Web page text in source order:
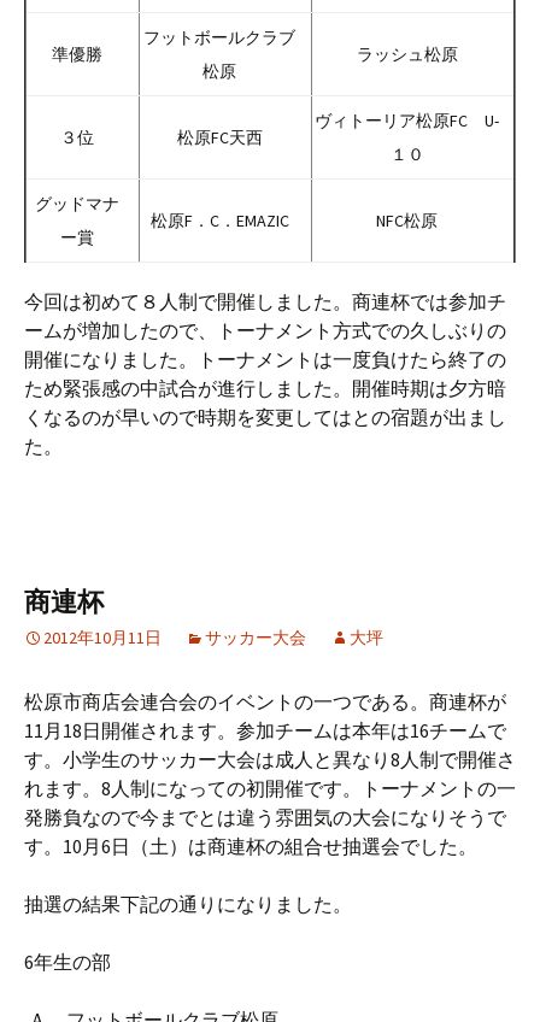
準優勝
フットボールクラブ
松原
ラッシュ松原
３位 松原FC天西
ヴィトーリア松原FC U-
１０
グッドマナ
ー賞
松原F．C．EMAZIC NFC松原
今回は初めて８人制で開催しました。商連杯では参加チ
ームが増加したので、トーナメント方式での久しぶりの
開催になりました。トーナメントは一度負けたら終了の
ため緊張感の中試合が進行しました。開催時期は夕方暗
くなるのが早いので時期を変更してはとの宿題が出まし
た。
商連杯
2012年10月11日 サッカー大会 大坪
松原市商店会連合会のイベントの一つである。商連杯が
11月18日開催されます。参加チームは本年は16チームで
す。小学生のサッカー大会は成人と異なり8人制で開催さ
れます。8人制になっての初開催です。トーナメントの一
発勝負なので今までとは違う雰囲気の大会になりそうで
す。10月6日（土）は商連杯の組合せ抽選会でした。
抽選の結果下記の通りになりました。
6年生の部